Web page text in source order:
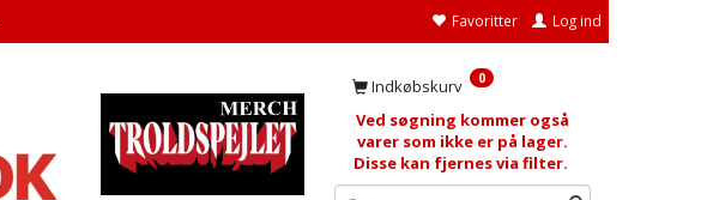
Favoritter Log ind
Indkøbskurv 0
Ved søgning kommer også
varer som ikke er på lager.
Disse kan fjernes via filter.